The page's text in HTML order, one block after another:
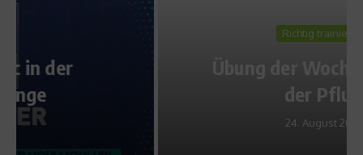
Übung der Woche: So geht